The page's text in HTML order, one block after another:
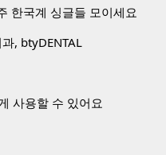
한국계 싱글들 모이세요
, btyDENTAL
사용할 수 있어요